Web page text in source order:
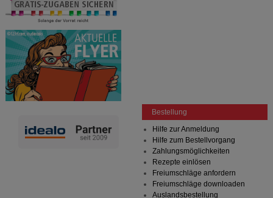
Bestellung
Hilfe zur Anmeldung
Hilfe zum Bestellvorgang
Zahlungsmöglichkeiten
Rezepte einlösen
Freiumschläge anfordern
Freiumschläge downloaden
Auslandsbestellung